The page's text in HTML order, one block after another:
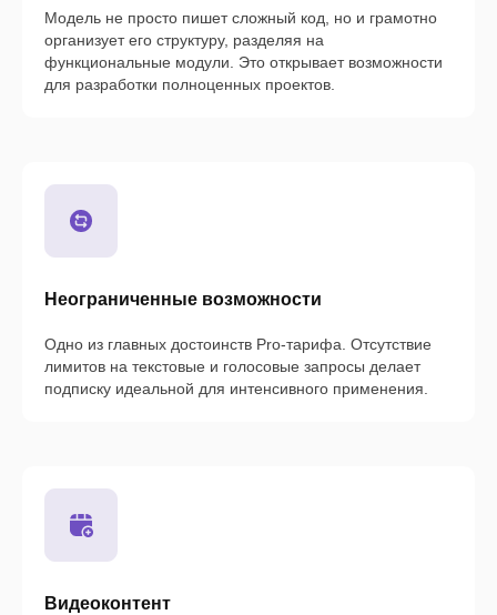
Модель не просто пишет сложный код, но и грамотно
организует его структуру, разделяя на
функциональные модули. Это открывает возможности
для разработки полноценных проектов.
Неограниченные возможности
Одно из главных достоинств Pro-тарифа. Отсутствие
лимитов на текстовые и голосовые запросы делает
подписку идеальной для интенсивного применения.
Видеоконтент